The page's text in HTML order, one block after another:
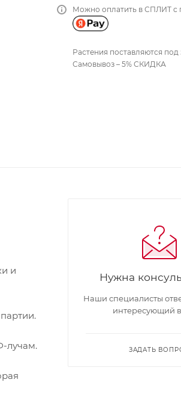
Можно оплатить в СПЛИТ
Растения поставляются под
Самовывоз – 5% СКИДКА
и
лучам.
Нужна
Наши специалисты
интересующий
ЗАДАТЬ